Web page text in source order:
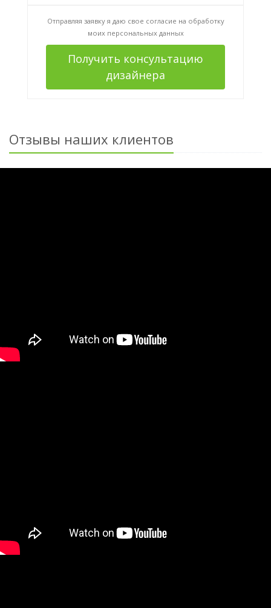
Отправляя заявку я даю свое согласие на обработку
моих персональных данных
Получить консультацию
дизайнера
Отзывы наших клиентов